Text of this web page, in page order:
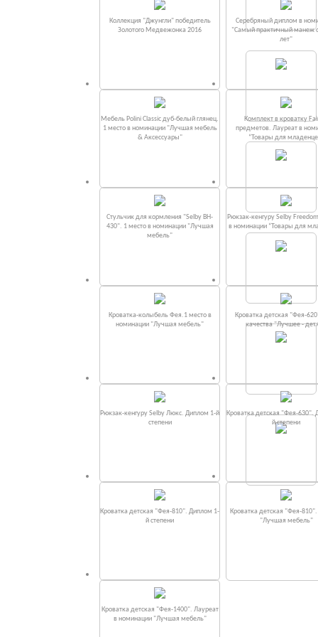
Коллекция "Джунгли" победитель
Золотого Медвежонка 2016
Серебряный диплом в
"Самый практичный манеж
лет"
Мебель Polini Classic дуб-белый глянец.
1 место в номинации "Лучшая мебель
& Аксессуары"
Комплект в кроватку
предметов. Лауреат в
“Товары для
Стульчик для кормления "Selby BH-
430". 1 место в номинации "Лучшая
мебель"
Рюкзак-кенгуру Selby
в номинации “Товары для
Кроватка-колыбель Фея.1 место в
номинации "Лучшая мебель"
Кроватка детская "Фея-
качества "Лучшее -
Рюкзак-кенгуру Selby Люкс. Диплом 1-й
степени
Кроватка детская "Фея-630".
й степени
Кроватка детская "Фея-810". Диплом 1-
й степени
Кроватка детская "Фея-
"Лучшая мебель"
Кроватка детская "Фея-1400". Лауреат
в номинации "Лучшая мебель"